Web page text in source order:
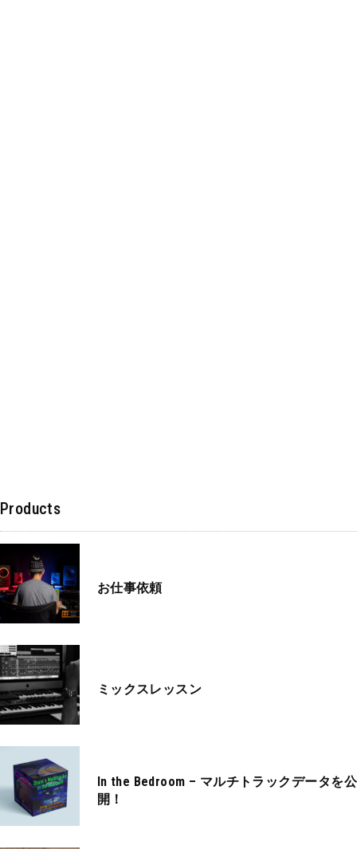
Products
お仕事依頼
ミックスレッスン
In the Bedroom – マルチトラックデータを公
開！